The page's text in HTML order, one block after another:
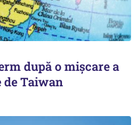
după o mișcare a
de Taiwan